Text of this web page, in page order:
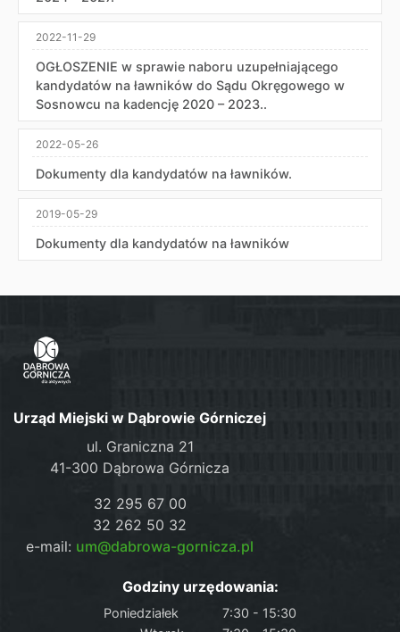
2022-11-29
OGŁOSZENIE w sprawie naboru uzupełniającego
kandydatów na ławników do Sądu Okręgowego w
Sosnowcu na kadencję 2020 – 2023..
2022-05-26
Dokumenty dla kandydatów na ławników.
2019-05-29
Dokumenty dla kandydatów na ławników
Urząd Miejski w Dąbrowie Górniczej
ul. Graniczna 21
41-300 Dąbrowa Górnicza
32 295 67 00
32 262 50 32
e-mail: um@dabrowa-gornicza.pl
Godziny urzędowania:
Poniedziałek
7:30 - 15:30